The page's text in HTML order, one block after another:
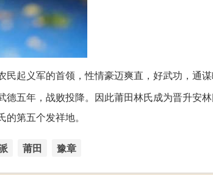
起义军的首领，性情豪迈爽直，好武功，通
德五年，战败投降。因此莆田林氏成为晋升安
第五个发祥地。
莆田 豫章